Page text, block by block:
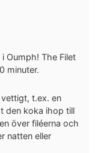
Oumph! The Filet
minuter.
t.ex. en
den koka ihop till
över filéerna och
natten eller